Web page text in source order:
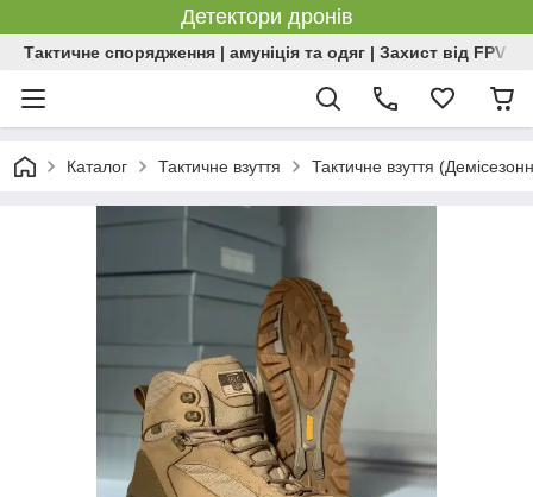
Детектори дронів
Тактичне спорядження | амуніція та одяг | Захист від FPV |
Каталог Тактичне взуття Тактичне взуття